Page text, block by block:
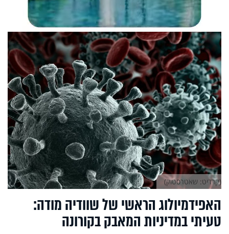
האפידמיולוג הראשי של שוודיה מודה:
טעיתי במדיניות המאבק בקורונה
(קרדיט: שאטרסטוק)